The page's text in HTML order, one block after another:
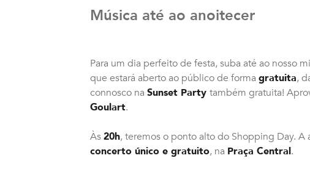
Música até ao anoitecer
Para um dia perfeito de festa, suba até ao nosso
que estará aberto ao público de forma gratuita,
connosco na Sunset Party também gratuita!
Goulart.
Às20h, teremos o ponto alto do Shopping Day. A
concerto único e gratuito, na Praça Central.